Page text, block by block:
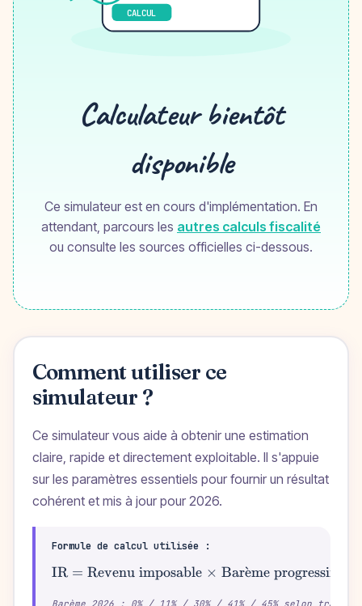
CALCUL
Calculateur bientôt
disponible
Ce simulateur est en cours d'implémentation. En
attendant, parcours les autres calculs fiscalité
ou consulte les sources officielles ci-dessous.
Comment utiliser ce
simulateur ?
Ce simulateur vous aide à obtenir une estimation
claire, rapide et directement exploitable. Il s'appuie
sur les paramètres essentiels pour fournir un résultat
cohérent et mis à jour pour 2026.
Formule de calcul utilisée :
\text{IR =
IR = Revenu imposable × Bare
ˋme progressif −
Barème 2026 : 0% / 11% / 30% / 41% / 45% selon tranches